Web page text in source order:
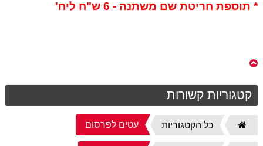
* תוספת חריטת שם משתנה - 6 ש"ח ליח'
קטגוריות קשורות
דף
הבית
כל הקטגוריות עטים לפרסום